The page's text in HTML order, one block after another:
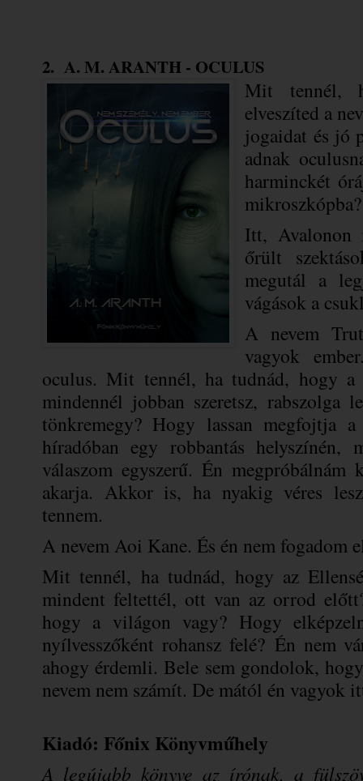
2. A. M. ARANTH - OCULUS
Mit tennél,
elveszíted a
jogaidat és jó
adnak
harminckét
mikroszkópba?
Itt, Avalonon
őrült
megutál a
vágások a
A nevem
vagyok
oculus. Mit tennél, ha tudnád, hogy
mindennél jobban szeretsz, rabszolga
tönkremegy? Hogy lassan megfojtja
híradóban egy robbantás
válaszom egyszerű. Én
akarja. Akkor is, ha nyakig véres
tennem.
A nevem Aoi Kane. És én nem fogadom
Mit tennél, ha tudnád, hogy az
mindent feltettél, ott van az orrod
hogy a világon vagy? Hogy
nyílvesszőként rohansz felé? Én nem
ahogy érdemli. Bele sem gondolok,
nevem nem számít. De mától én vagyok
Kiadó: Főnix Könyvműhely
A legújabb könyve az írónak, a